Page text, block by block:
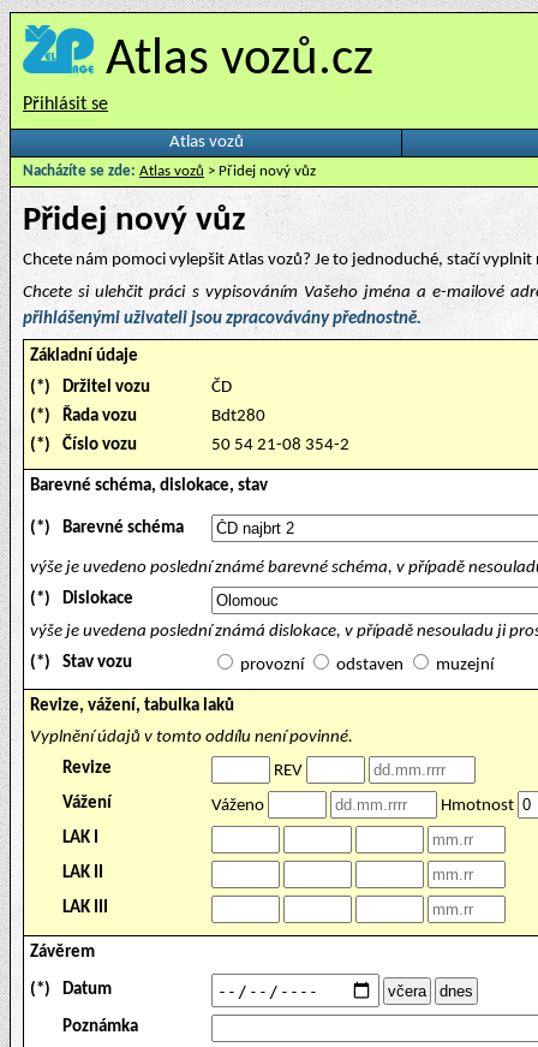
Atlas vozů.cz
Přihlásit se
Atlas vozů
Nacházíte se zde: Atlas vozů > Přidej nový vůz
Přidej nový vůz
Chcete nám pomoci vylepšit Atlas vozů? Je to jednoduché, stačí
Chcete si ulehčit práci s vypisováním Vašeho jména a e-mailové
přihlášenými uživateli jsou zpracovávány přednostně.
Základní údaje
(*)
Držitel vozu
ČD
(*)
Řada vozu
Bdt280
(*)
Číslo vozu 50 54 21-08 354-2
Barevné schéma, dislokace, stav
(*) Barevné schéma
výše je uvedeno poslední známé barevné schéma, v případě
(*)
Dislokace
výše je uvedena poslední známá dislokace, v případě nesouladu ji
(*)
Stav vozu provozní odstaven muzejní
Revize, vážení, tabulka laků
Vyplnění údajů v tomto oddílu není povinné.
Revize
REV
Vážení
Váženo
Hmotnost
LAK I
LAK II
LAK III
Závěrem
(*) Datum
Poznámka